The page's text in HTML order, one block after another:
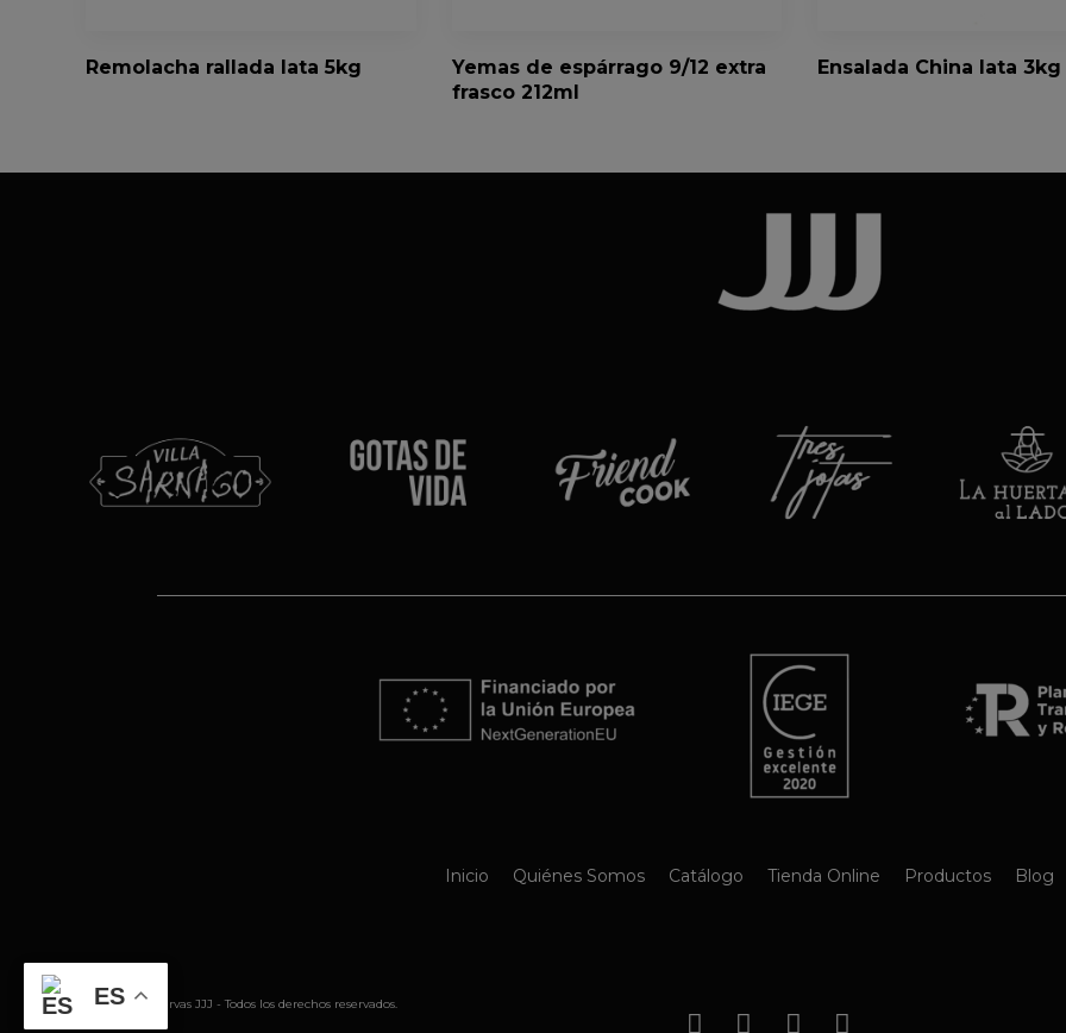
Remolacha rallada lata 5kg
Yemas de espárrago 9/12 extra
frasco 212ml
Ensalada China lata 3kg
Inicio Quiénes Somos Catálogo Tienda Online Productos Blog
@ 2026 Conservas JJJ - Todos los derechos reservados.
ES